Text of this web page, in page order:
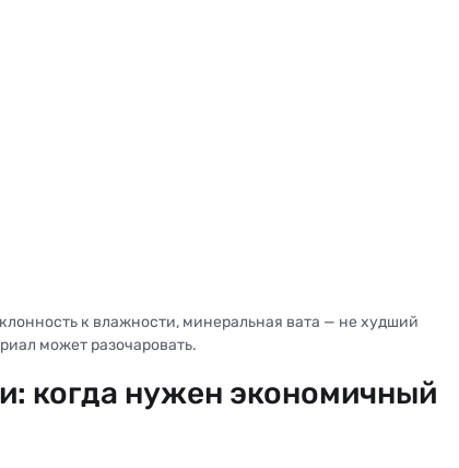
к влажности, минеральная вата — не худший
может разочаровать.
когда нужен экономичный